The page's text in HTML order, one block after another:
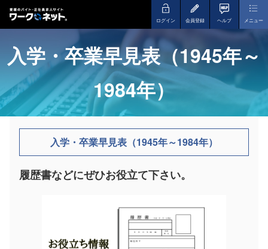
ログイン 会員登録 ヘルプ メニュー
入学・卒業早見表（1945年～
1984年）
入学・卒業早見表（1945年～1984年）
履歴書などにぜひお役立て下さい。